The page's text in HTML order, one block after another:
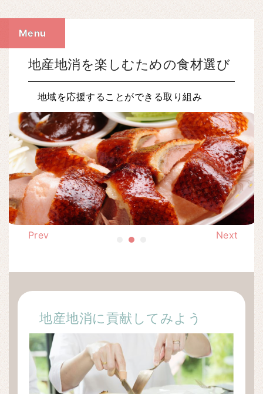
Menu
地産地消を楽しむための食材選び
地域を応援することができる取り組み
Prev Next
地産地消に貢献してみよう